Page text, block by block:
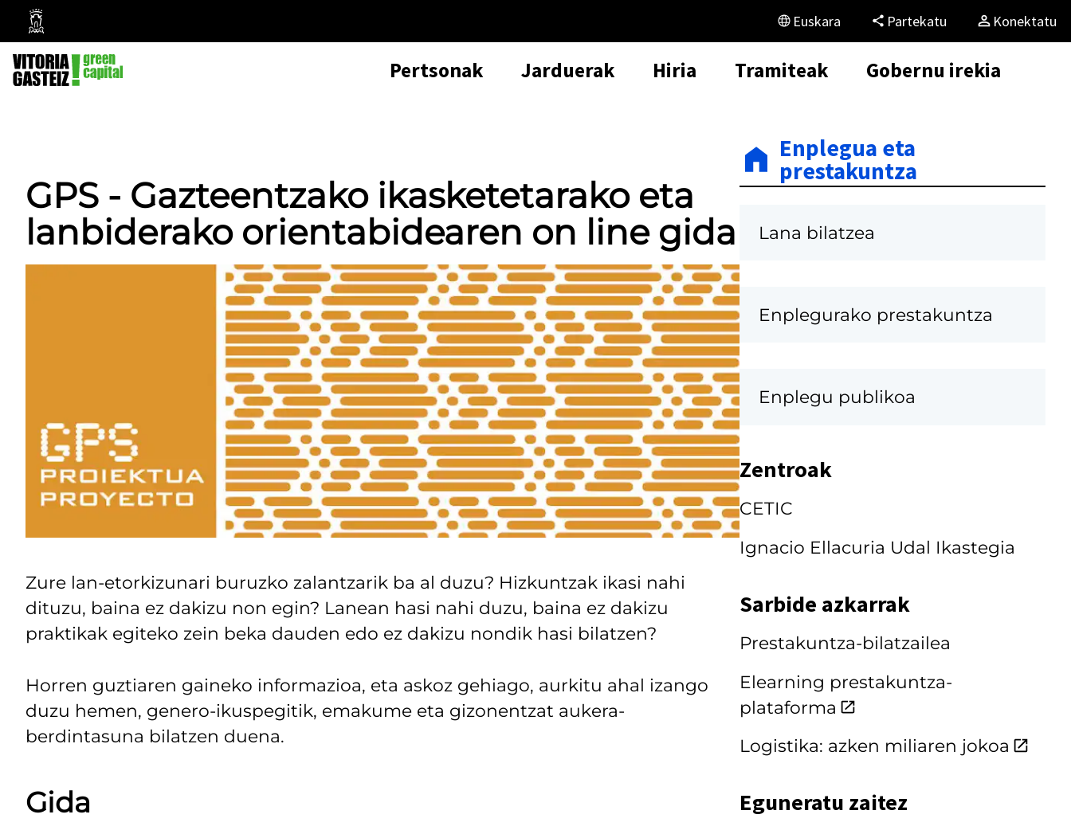
Vitoria-
Gasteizko
Udala
Euskara Partekatu Konektatu
Pertsonak Jarduerak Hiria Tramiteak Gobernu irekia
GPS - Gazteentzako ikasketetarako eta
lanbiderako orientabidearen on line gida
Zure lan-etorkizunari buruzko zalantzarik ba al duzu? Hizkuntzak ikasi nahi
dituzu, baina ez dakizu non egin? Lanean hasi nahi duzu, baina ez dakizu
praktikak egiteko zein beka dauden edo ez dakizu nondik hasi bilatzen?
Horren guztiaren gaineko informazioa, eta askoz gehiago, aurkitu ahal izango
duzu hemen, genero-ikuspegitik, emakume eta gizonentzat aukera-
berdintasuna bilatzen duena.
Gida
Enplegua eta
prestakuntza
Lana bilatzea
Enplegurako prestakuntza
Enplegu publikoa
Zentroak
CETIC
Ignacio Ellacuria Udal Ikastegia
Sarbide azkarrak
Prestakuntza-bilatzailea
Elearning prestakuntza-
plataforma
Logistika: azken miliaren jokoa
Eguneratu zaitez